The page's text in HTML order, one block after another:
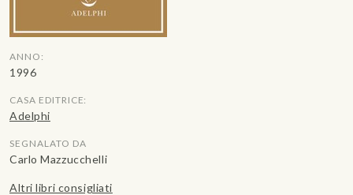
ANNO:
1996
CASA EDITRICE:
Adelphi
SEGNALATO DA
Carlo Mazzucchelli
Altri libri consigliati